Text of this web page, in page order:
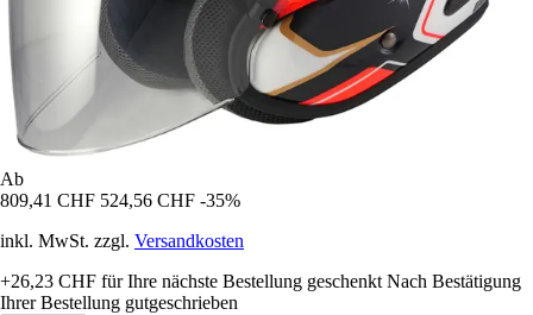
Ab
809,41 CHF 524,56 CHF -35%
inkl. MwSt. zzgl. Versandkosten
+26,23 CHF für Ihre nächste Bestellung geschenkt Nach Bestätigung
Ihrer Bestellung gutgeschrieben